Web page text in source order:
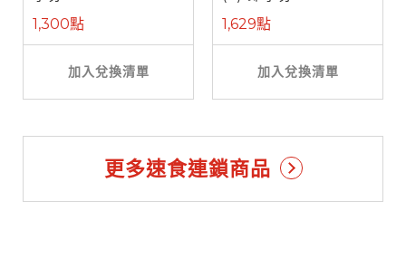
1,300點
加入兌換清單
1,629點
加入兌換清單
更多速食連鎖商品